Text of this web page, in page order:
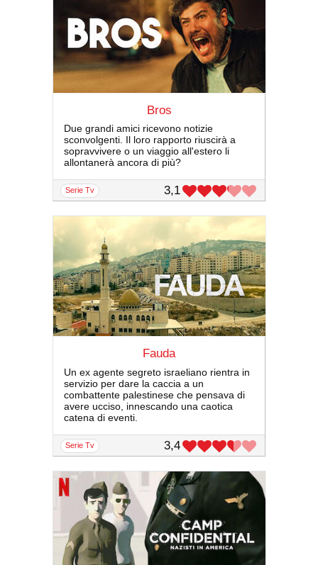
Bros
Due grandi amici ricevono notizie
sconvolgenti. Il loro rapporto riuscirà a
sopravvivere o un viaggio all'estero li
allontanerà ancora di più?
serie Tv 3,1
Fauda
Un ex agente segreto israeliano rientra in
servizio per dare la caccia a un
combattente palestinese che pensava di
avere ucciso, innescando una caotica
catena di eventi.
serie Tv 3,4